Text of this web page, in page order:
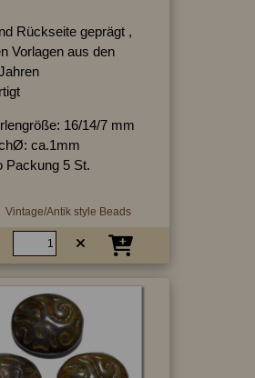
Rückseite geprägt ,
Vorlagen aus den
16/14/7 mm
ca.1mm
Packung 5 St.
Vintage/Antik style Beads